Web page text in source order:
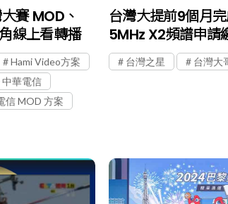
賽 MOD、
線上看轉播
Hami Video方案
中華電信
信 MOD 方案
台灣大提前9個月
5MHz X2頻譜申請
台灣之星 台灣大